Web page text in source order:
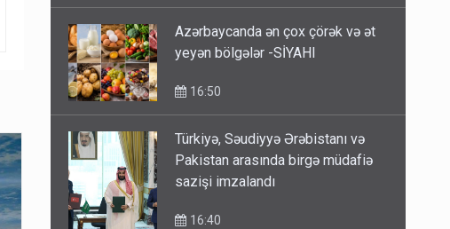
Azərbaycanda ən çox çörək və ət
yeyən bölgələr -SİYAHI
16:50
Türkiyə, Səudiyyə Ərəbistanı və
Pakistan arasında birgə müdafiə
sazişi imzalandı
16:40